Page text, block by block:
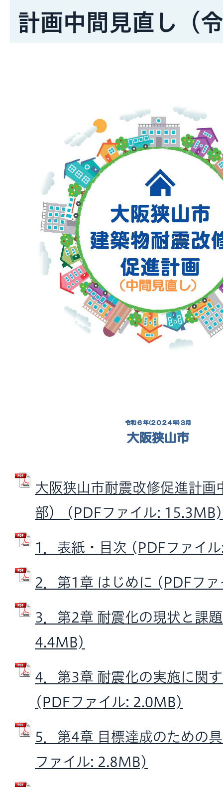
計画中間見直し（
大阪狭山市耐震改修促進計画
部） (PDFファイル: 15.3MB)
1．表紙・目次 (PDFファイ
2．第1章 はじめに (PDFフ
3．第2章 耐震化の現状と課
4.4MB)
4．第3章 耐震化の実施に関
(PDFファイル: 2.0MB)
5．第4章 目標達成のための
ファイル: 2.8MB)